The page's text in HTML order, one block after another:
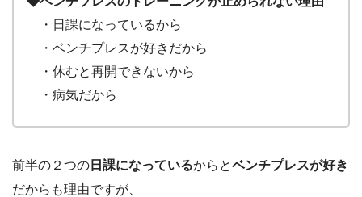
・日課になっているから
・ベンチプレスが好きだから
・休むと再開できないから
・病気だから
前半の２つの 日課になっているからとベンチプレスが好き
だからも理由ですが、